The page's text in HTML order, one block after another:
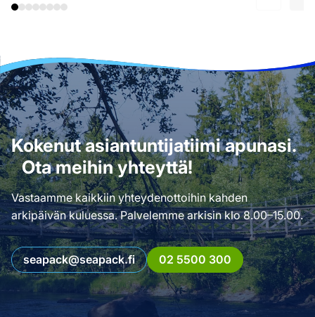
Kokenut asiantuntijatiimi apunasi.
Ota meihin yhteyttä!
Vastaamme kaikkiin yhteydenottoihin kahden
arkipäivän kuluessa. Palvelemme arkisin klo 8.00–15.00.
seapack@seapack.fi 02 5500 300